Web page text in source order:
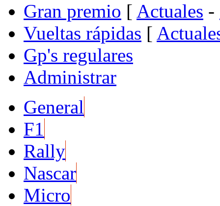
Gran premio [ Actuales -
Vueltas rápidas [
Gp's regulares
Administrar
General
F1
Rally
Nascar
Micro